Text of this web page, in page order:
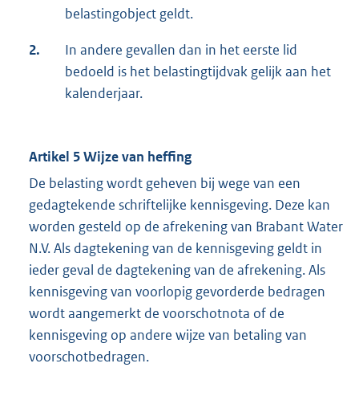
belastingobject geldt.
2.
In andere gevallen dan in het eerste lid
bedoeld is het belastingtijdvak gelijk aan het
kalenderjaar.
Artikel 5 Wijze van heffing
De belasting wordt geheven bij wege van een
gedagtekende schriftelijke kennisgeving. Deze kan
worden gesteld op de afrekening van Brabant Water
N.V. Als dagtekening van de kennisgeving geldt in
ieder geval de dagtekening van de afrekening. Als
kennisgeving van voorlopig gevorderde bedragen
wordt aangemerkt de voorschotnota of de
kennisgeving op andere wijze van betaling van
voorschotbedragen.